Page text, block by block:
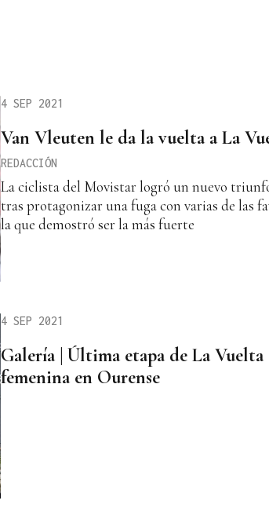
4 SEP 2021
Van Vleuten le da la vuelta a La
REDACCIÓN
La ciclista del Movistar logró un nuevo
tras protagonizar una fuga con varias de las
la que demostró ser la más fuerte
4 SEP 2021
Galería | Última etapa de La Vuelta
femenina en Ourense